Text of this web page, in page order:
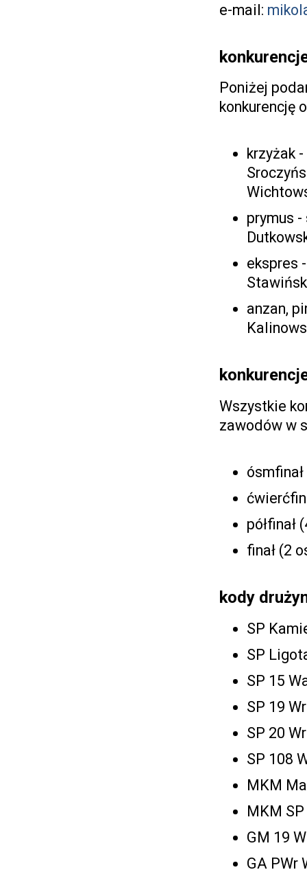
e-mail:
Poniżej
konkurencję
krzyżak
prymus
ekspres
anzan,
Wszystkie
zawodów w
półfinał
finał (2
kody
SP
SP
SP 15
SP 19
SP 20
SP 108
MKM
MKM
GM 19
GA PWr